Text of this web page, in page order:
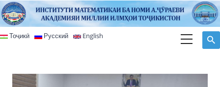
Перейти к основному содержанию
Тоҷикӣ Русский English